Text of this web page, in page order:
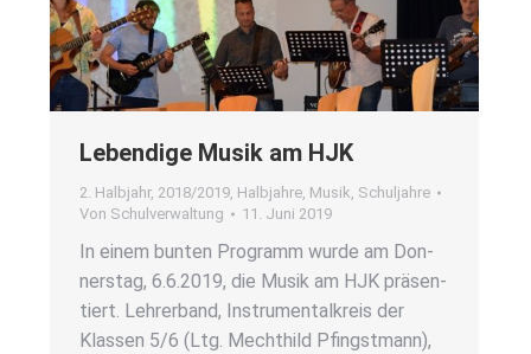
Leben­di­ge Musik am HJK
2. Halbjahr, 2018/2019 Halbjahre Musik Schuljahre
Von Schulverwaltung 11. Juni 2019
In einem bun­ten Pro­gramm wur­de am Don­
ners­tag, 6.6.2019, die Musik am HJK prä­sen­
tiert. Leh­rer­band, Instru­men­tal­kreis der
Klas­sen 5/6 (Ltg. Mecht­hild Pfingst­mann),